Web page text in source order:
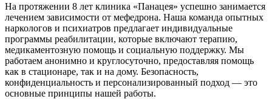
На протяжении 8 лет клиника «Панацея» успешно занимается
лечением зависимости от мефедрона. Наша команда опытных
наркологов и психиатров предлагает индивидуальные
программы реабилитации, которые включают терапию,
медикаментозную помощь и социальную поддержку. Мы
работаем анонимно и круглосуточно, предоставляя помощь
как в стационаре, так и на дому. Безопасность,
конфиденциальность и персонализированный подход — это
основные принципы нашей работы.